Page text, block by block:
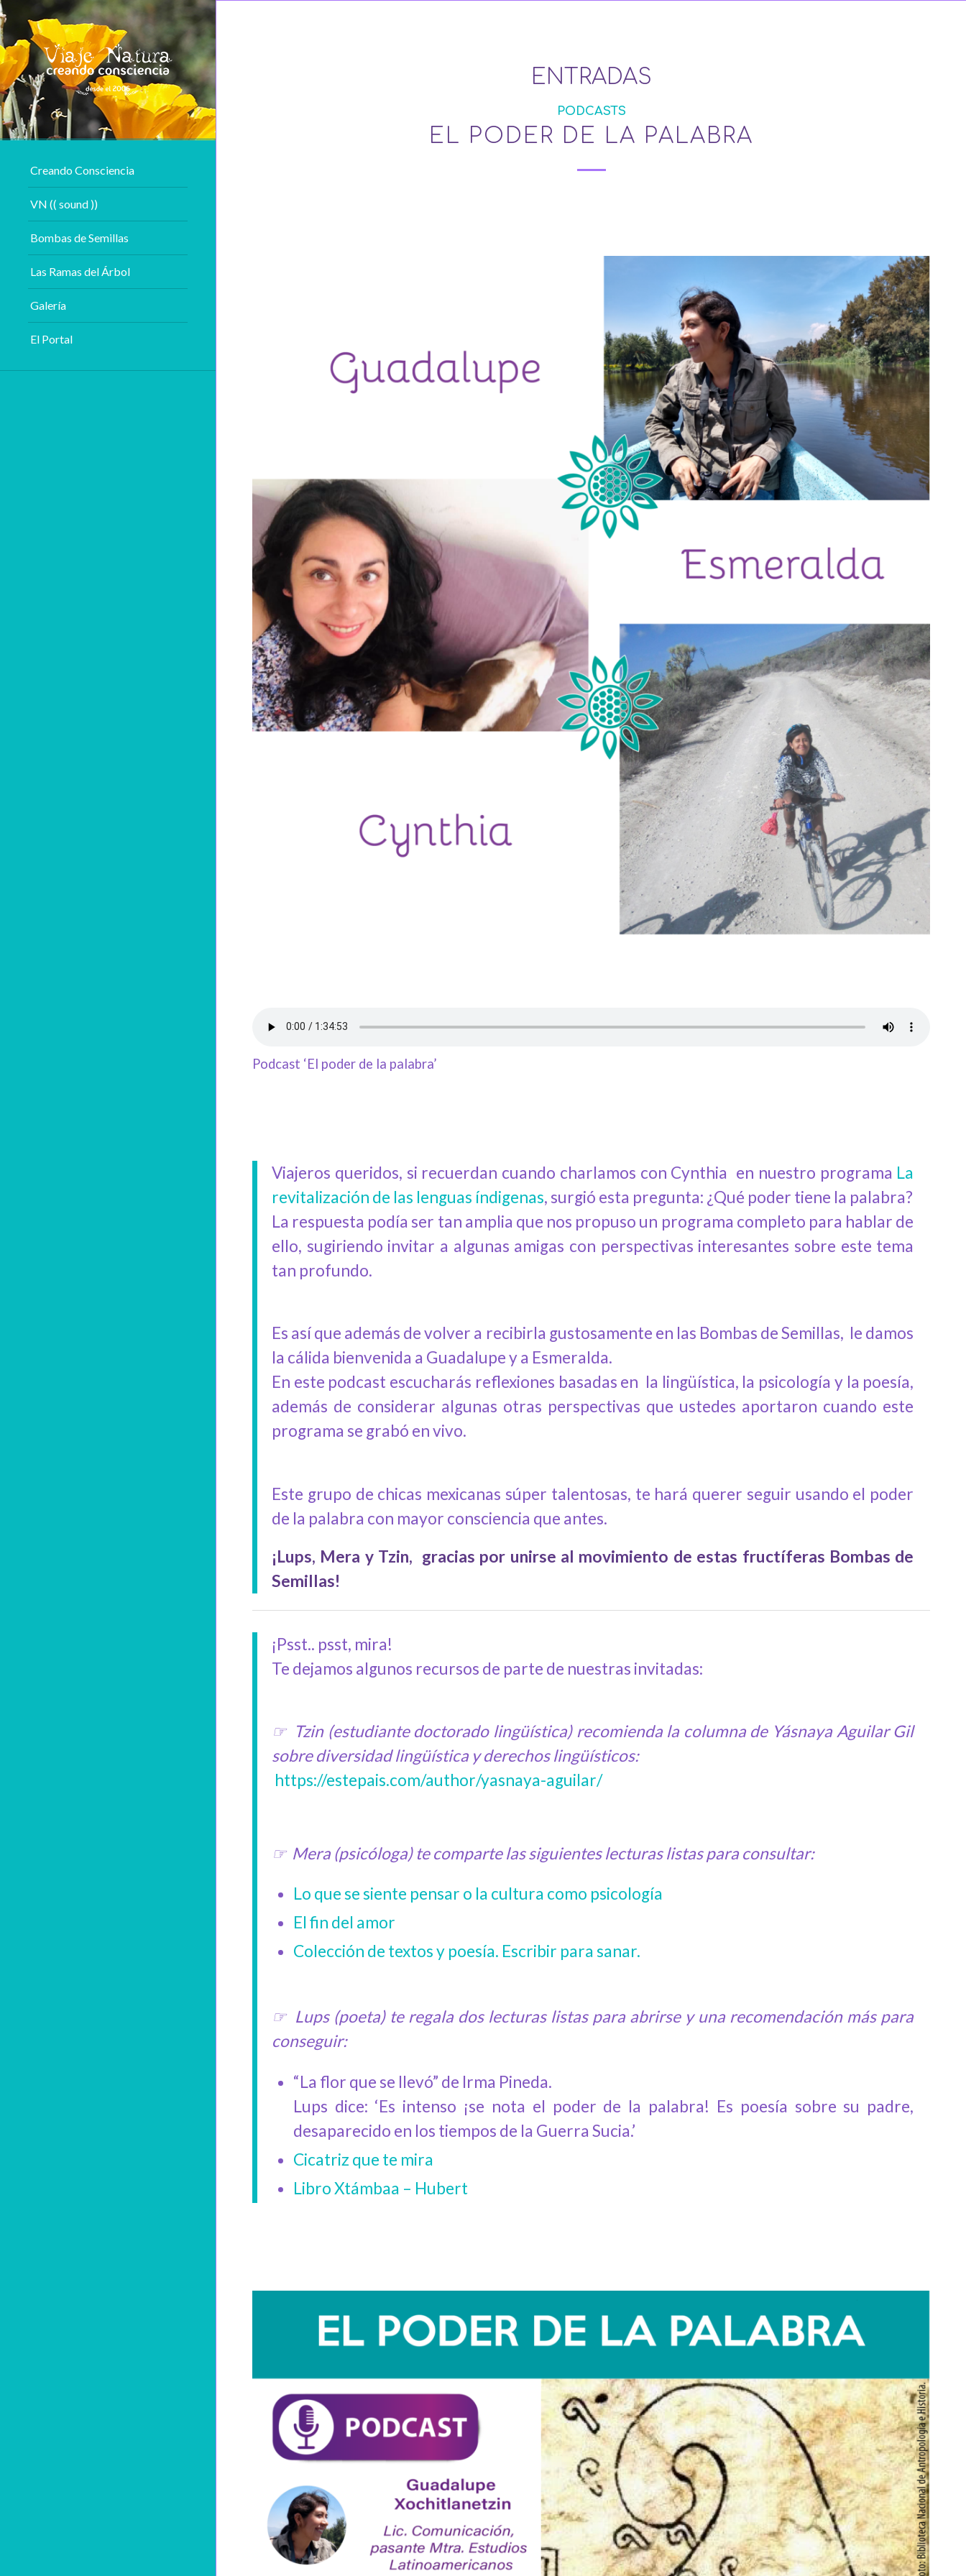
Creando Consciencia
VN (( sound ))
Bombas de Semillas
Las Ramas del Árbol
Galería
El Portal
ENTRADAS
PODCASTS
EL PODER DE LA PALABRA
Podcast ‘El poder de la palabra’
Viajeros queridos, si recuerdan cuando charlamos con Cynthia en nuestro programa La
revitalización de las lenguas índigenas, surgió esta pregunta: ¿Qué poder tiene la palabra?
La respuesta podía ser tan amplia que nos propuso un programa completo para hablar de
ello, sugiriendo invitar a algunas amigas con perspectivas interesantes sobre este tema
tan profundo.
Es así que además de volver a recibirla gustosamente en las Bombas de Semillas, le damos
la cálida bienvenida a Guadalupe y a Esmeralda.
En este podcast escucharás reflexiones basadas en la lingüística, la psicología y la poesía,
además de considerar algunas otras perspectivas que ustedes aportaron cuando este
programa se grabó en vivo.
Este grupo de chicas mexicanas súper talentosas, te hará querer seguir usando el poder
de la palabra con mayor consciencia que antes.
¡Lups, Mera y Tzin, gracias por unirse al movimiento de estas fructíferas Bombas de
Semillas!
¡Psst.. psst, mira!
Te dejamos algunos recursos de parte de nuestras invitadas:
☞ Tzin (estudiante doctorado lingüística) recomienda la columna de Yásnaya Aguilar Gil
sobre diversidad lingüística y derechos lingüísticos:
https://estepais.com/author/yasnaya-aguilar/
☞ Mera (psicóloga) te comparte las siguientes lecturas listas para consultar:
Lo que se siente pensar o la cultura como psicología
El fin del amor
Colección de textos y poesía. Escribir para sanar.
☞ Lups (poeta) te regala dos lecturas listas para abrirse y una recomendación más para
conseguir:
“La flor que se llevó” de Irma Pineda.
Lups dice: ‘Es intenso ¡se nota el poder de la palabra! Es poesía sobre su padre,
desaparecido en los tiempos de la Guerra Sucia.’
Cicatriz que te mira
Libro Xtámbaa – Hubert